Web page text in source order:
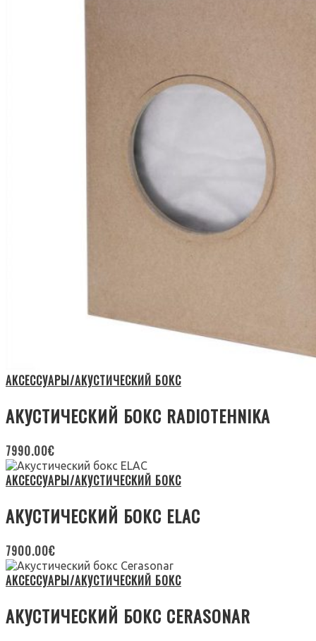
АКСЕССУАРЫ/АКУСТИЧЕСКИЙ БОКС
АКУСТИЧЕСКИЙ БОКС RADIOTEHNIKA
7990.00€
АКСЕССУАРЫ/АКУСТИЧЕСКИЙ БОКС
АКУСТИЧЕСКИЙ БОКС ELAC
7900.00€
АКСЕССУАРЫ/АКУСТИЧЕСКИЙ БОКС
АКУСТИЧЕСКИЙ БОКС CERASONAR